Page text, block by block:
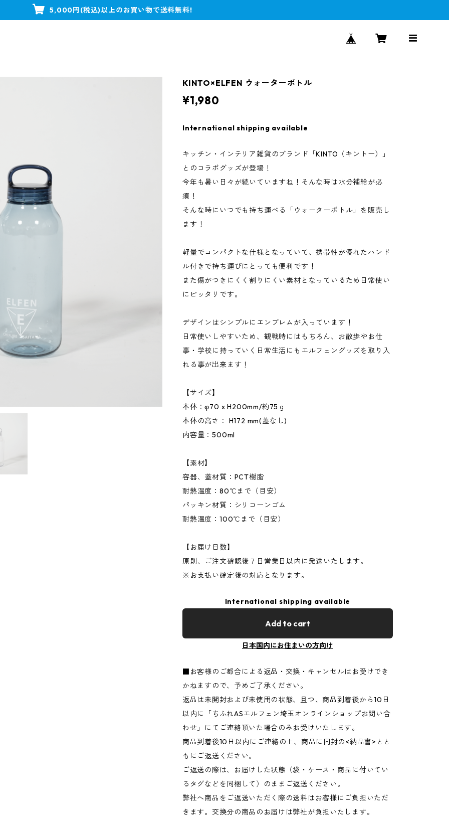
5,000円(税込)以上のお買い物で送料無料!
KINTO×ELFEN ウォーターボトル
¥1,980
International shipping available
キッチン・インテリア雑貨のブランド「KINTO（キントー）」
とのコラボグッズが登場！
今年も暑い日々が続いていますね！そんな時は水分補給が必
須！
そんな時にいつでも持ち運べる「ウォーターボトル」を販売し
ます！
軽量でコンパクトな仕様となっていて、携帯性が優れたハンド
ル付きで持ち運びにとっても便利です！
また傷がつきにくく割りにくい素材となっているため日常使い
にピッタリです。
デザインはシンプルにエンブレムが入っています！
日常使いしやすいため、観戦時にはもちろん、お散歩やお仕
事・学校に持っていく日常生活にもエルフェングッズを取り入
れる事が出来ます！
【サイズ】
本体：φ70 x H200mm/約75ｇ
本体の高さ： H172 mm(蓋なし)
内容量：500ml
【素材】
容器、蓋材質：PCT樹脂
耐熱温度：80℃まで（目安）
パッキン材質：シリコーンゴム
耐熱温度：100℃まで（目安）
【お届け日数】
原則、ご注文確認後７日営業日以内に発送いたします。
※お支払い確定後の対応となります。
International shipping available
Add to cart
日本国内にお住まいの方向け
■お客様のご都合による返品・交換・キャンセルはお受けでき
かねますので、予めご了承ください。
返品は未開封および未使用の状態、且つ、商品到着後から10日
以内に「ちふれASエルフェン埼玉オンラインショップお問い合
わせ」にてご連絡頂いた場合のみお受けいたします。
商品到着後10日以内にご連絡の上、商品に同封の<納品書>とと
もにご返送ください。
ご返送の際は、お届けした状態（袋・ケース・商品に付いてい
るタグなどを同梱して）のままご返送ください。
弊社へ商品をご返送いただく際の送料はお客様にご負担いただ
きます。交換分の商品のお届けは弊社が負担いたします。